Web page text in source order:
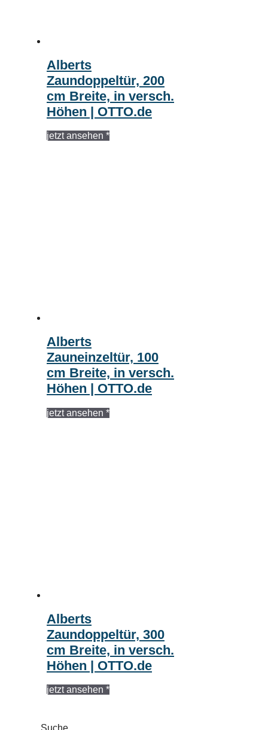
Alberts
Zaundoppeltür, 200
cm Breite, in versch.
Höhen | OTTO.de
jetzt ansehen *
Alberts
Zauneinzeltür, 100
cm Breite, in versch.
Höhen | OTTO.de
jetzt ansehen *
Alberts
Zaundoppeltür, 300
cm Breite, in versch.
Höhen | OTTO.de
jetzt ansehen *
Suche